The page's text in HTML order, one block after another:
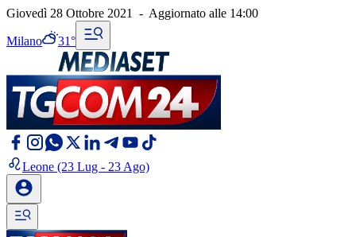
Giovedì 28 Ottobre 2021 - Aggiornato alle 14:00
Milano 31°
Leone (23 Lug - 23 Ago)